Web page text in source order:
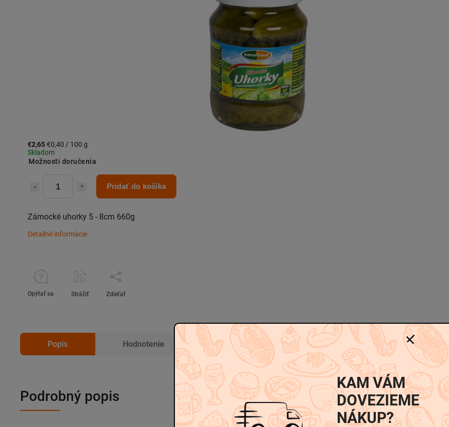
€2,65€0,40 / 100 g
Skladom
Možnosti doručenia
Pridať do košíka
Zámocké uhorky 5 - 8cm 660g
Detailné informácie
Opýtať sa Strážiť Zdieľať
Popis Hodnotenie Diskusia
Podrobný popis Dodatočné parametre
-
-
KAM VÁM
DOVEZIEME
NÁKUP?